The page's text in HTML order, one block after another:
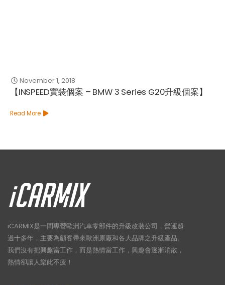
November 1, 2018
【INSPEED實裝個案 – BMW 3 Series G20升級個案】
Read More
iCARMIX是一間專營歐洲汽車零部件的升級改裝公司，營運超
過十多年，主要為顧客帶來歐洲原廠和各大品牌之升級產品。
我們沒有把興趣當工作，而是熱情當工作，興趣會逐漸消散，
熱情卻讓人樂此不疲！